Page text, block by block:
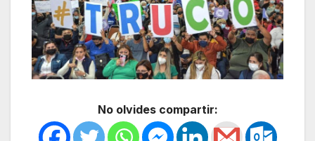
No olvides compartir: